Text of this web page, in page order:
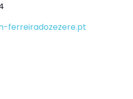
ferreiradozezere.pt